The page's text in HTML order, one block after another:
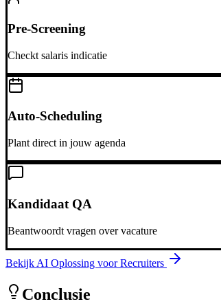
Pre-Screening
Checkt salaris indicatie
Auto-Scheduling
Plant direct in jouw agenda
Kandidaat QA
Beantwoordt vragen over vacature
Bekijk AI Oplossing voorRecruiters
Conclusie